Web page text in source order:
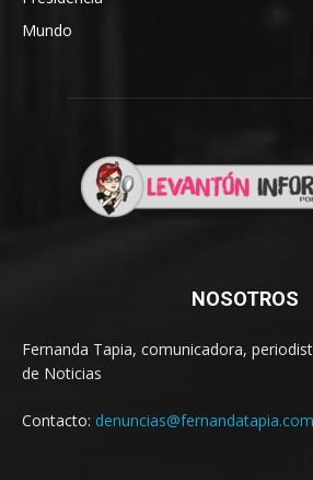
Mundo
NOSOTROS
Fernanda Tapia, comunicadora,
de Noticias
Contacto: denuncias@fernandatapia.com